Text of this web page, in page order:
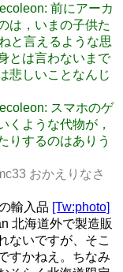
前にアーカ
は，いまの子供た
と言えるような思
とは言わないまで
悲しいことなんじ
スマホのゲ
くような代物が，
りするのはありう
おかえりなさ
輸入品 [Tw:photo]
北海道外で製造販
ないですが、そこ
すかねえ。ちなみ